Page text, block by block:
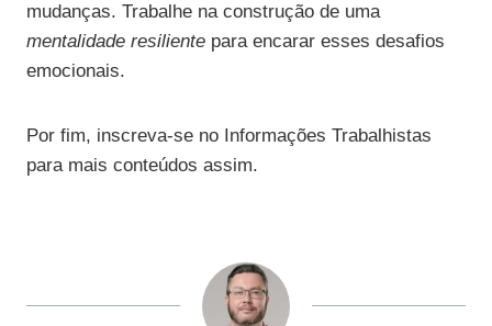
mudanças. Trabalhe na construção de uma
mentalidade resiliente para encarar esses desafios
emocionais.
Por fim, inscreva-se no Informações Trabalhistas
para mais conteúdos assim.